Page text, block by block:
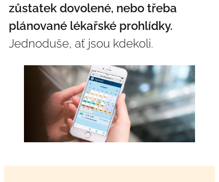
zůstatek dovolené, nebo třeba
plánované lékařské prohlídky.
Jednoduše, ať jsou kdekoli.